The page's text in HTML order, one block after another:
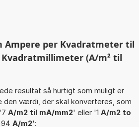
Ampere per Kvadratmeter til
(A/m² til
resultat så hurtigt som muligt er
værdi, der skal konverteres, som
A/m2 til mA/mm2' eller '1 A/m2 to
A/m2':